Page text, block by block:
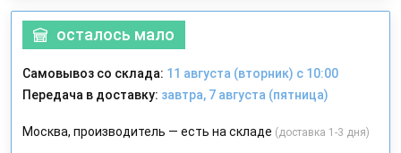
осталось мало
Самовывоз со склада: 11 августа (вторник) с 10:00
Передача в доставку: завтра, 7 августа (пятница)
Москва, производитель — есть на складе (доставка 1-3 дня)